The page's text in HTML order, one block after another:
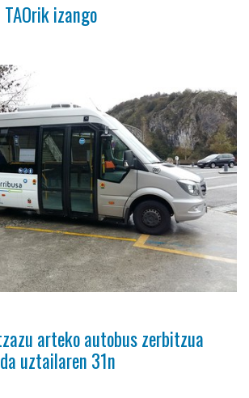
izango
arteko autobus zerbitzua
uztailaren 31n